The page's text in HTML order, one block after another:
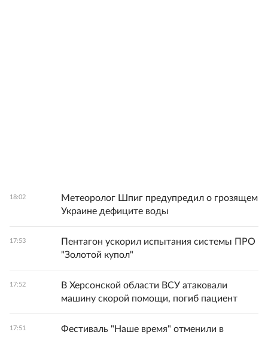
18:02
Метеоролог Шпиг предупредил о грозящем
Украине дефиците воды
17:53
Пентагон ускорил испытания системы ПРО
"Золотой купол"
17:52
В Херсонской области ВСУ атаковали
машину скорой помощи, погиб пациент
17:51
Фестиваль "Наше время" отменили в